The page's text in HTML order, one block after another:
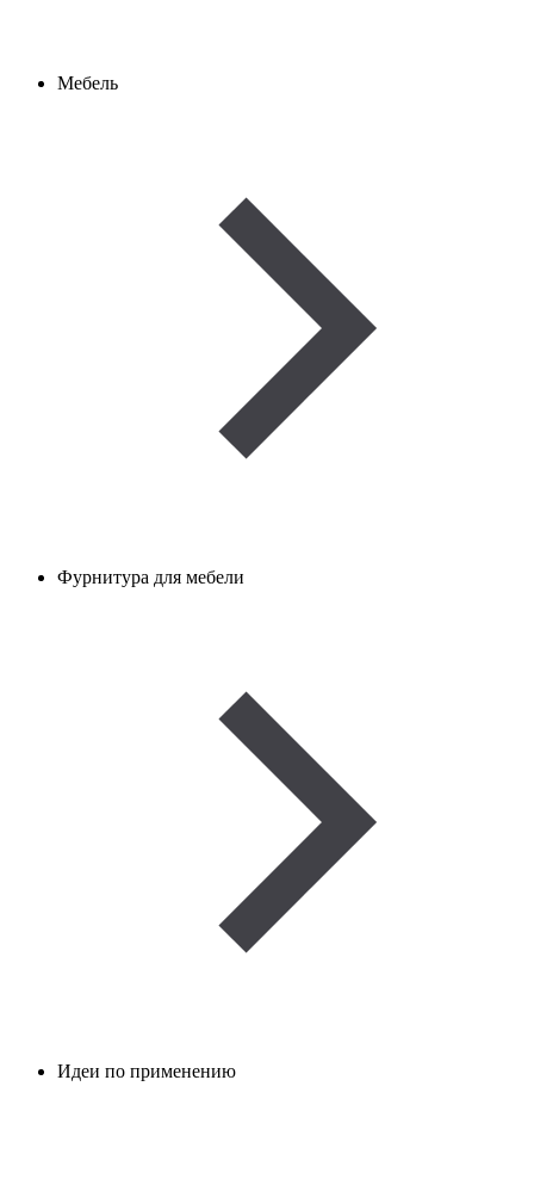
Мебель
Фурнитура для мебели
Идеи по применению